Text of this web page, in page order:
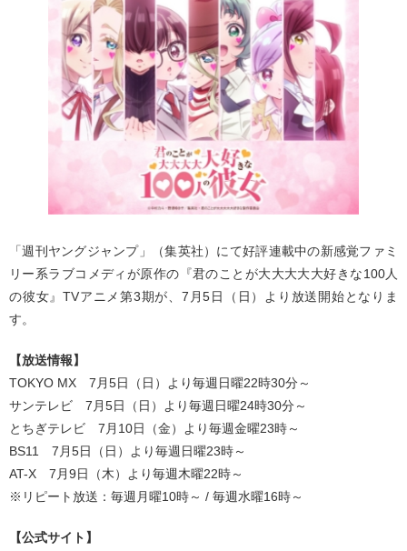
「週刊ヤングジャンプ」（集英社）にて好評連載中の新感覚ファミ
リー系ラブコメディが原作の『君のことが大大大大大好きな100人
の彼女』TVアニメ第3期が、7月5日（日）より放送開始となりま
す。
【放送情報】
TOKYO MX 7月5日（日）より毎週日曜22時30分～
サンテレビ 7月5日（日）より毎週日曜24時30分～
とちぎテレビ 7月10日（金）より毎週金曜23時～
BS11 7月5日（日）より毎週日曜23時～
AT-X 7月9日（木）より毎週木曜22時～
※リピート放送：毎週月曜10時～ / 毎週水曜16時～
【公式サイト】